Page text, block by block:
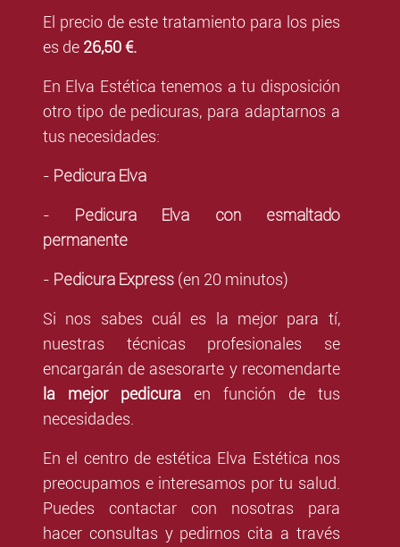
El precio de este tratamiento para los pies
es de 26,50 €.
En Elva Estética tenemos a tu disposición
otro tipo de pedicuras, para adaptarnos a
tus necesidades:
- Pedicura Elva
- Pedicura Elva con esmaltado
permanente
- Pedicura Express (en 20 minutos)
Si nos sabes cuál es la mejor para tí,
nuestras técnicas profesionales se
encargarán de asesorarte y recomendarte
la mejor pedicura en función de tus
necesidades.
En el centro de estética Elva Estética nos
preocupamos e interesamos por tu salud.
Puedes contactar con nosotras para
hacer consultas y pedirnos cita a través